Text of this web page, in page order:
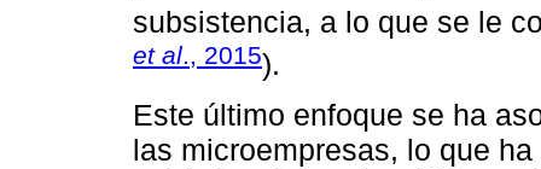
subsistencia, a lo que se le
et al., 2015).
Este último enfoque se ha
las microempresas, lo que